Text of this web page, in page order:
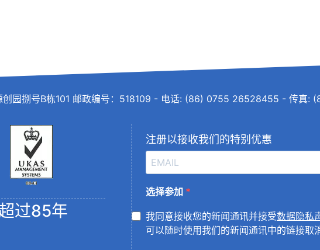
创园捌号B栋101 邮政编号：518109 - 电话: (86) 0755 26528455 - 传真:
过85年
注册以接收我们的特别优惠
选择参加
我同意接收您的新闻通讯并接受数据隐私
可以随时使用我们的新闻通讯中的链接取